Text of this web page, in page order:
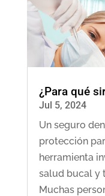
¿Para qué
Jul 5, 2024
Un seguro
protección
herramienta
salud bucal y
Muchas